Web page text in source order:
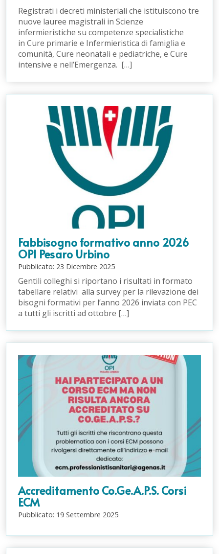
Registrati i decreti ministeriali che istituiscono tre
nuove lauree magistrali in Scienze
infermieristiche su competenze specialistiche
in Cure primarie e Infermieristica di famiglia e
comunità, Cure neonatali e pediatriche, e Cure
intensive e nell’Emergenza. […]
Fabbisogno formativo anno 2026
OPI Pesaro Urbino
Pubblicato: 23 Dicembre 2025
Gentili colleghi si riportano i risultati in formato
tabellare relativi alla survey per la rilevazione dei
bisogni formativi per l’anno 2026 inviata con PEC
a tutti gli iscritti ad ottobre […]
Accreditamento Co.Ge.A.P.S. Corsi
ECM
Pubblicato: 19 Settembre 2025